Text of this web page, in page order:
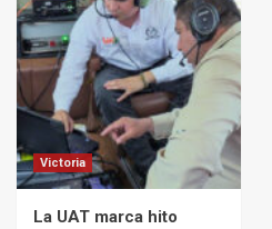
Victoria
La UAT marca hito